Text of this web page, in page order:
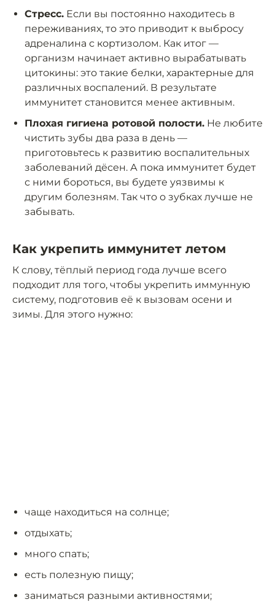
Стресс. Если вы постоянно находитесь в
переживаниях, то это приводит к выбросу
адреналина с кортизолом. Как итог —
организм начинает активно вырабатывать
цитокины: это такие белки, характерные для
различных воспалений. В результате
иммунитет становится менее активным.
Плохая гигиена ротовой полости. Не любите
чистить зубы два раза в день —
приготовьтесь к развитию воспалительных
заболеваний дёсен. А пока иммунитет будет
с ними бороться, вы будете уязвимы к
другим болезням. Так что о зубках лучше не
забывать.
Как укрепить иммунитет летом
К слову, тёплый период года лучше всего
подходит лля того, чтобы укрепить иммунную
систему, подготовив её к вызовам осени и
зимы. Для этого нужно:
чаще находиться на солнце;
отдыхать;
много спать;
есть полезную пищу;
заниматься разными активностями;